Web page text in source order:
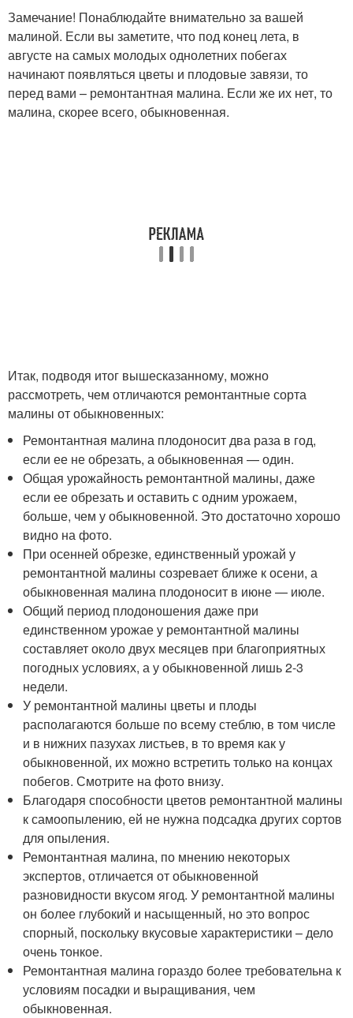
Замечание! Понаблюдайте внимательно за вашей
малиной. Если вы заметите, что под конец лета, в
августе на самых молодых однолетних побегах
начинают появляться цветы и плодовые завязи, то
перед вами – ремонтантная малина. Если же их нет, то
малина, скорее всего, обыкновенная.
Итак, подводя итог вышесказанному, можно
рассмотреть, чем отличаются ремонтантные сорта
малины от обыкновенных:
Ремонтантная малина плодоносит два раза в год,
если ее не обрезать, а обыкновенная — один.
Общая урожайность ремонтантной малины, даже
если ее обрезать и оставить с одним урожаем,
больше, чем у обыкновенной. Это достаточно хорошо
видно на фото.
При осенней обрезке, единственный урожай у
ремонтантной малины созревает ближе к осени, а
обыкновенная малина плодоносит в июне — июле.
Общий период плодоношения даже при
единственном урожае у ремонтантной малины
составляет около двух месяцев при благоприятных
погодных условиях, а у обыкновенной лишь 2-3
недели.
У ремонтантной малины цветы и плоды
располагаются больше по всему стеблю, в том числе
и в нижних пазухах листьев, в то время как у
обыкновенной, их можно встретить только на концах
побегов. Смотрите на фото внизу.
Благодаря способности цветов ремонтантной малины
к самоопылению, ей не нужна подсадка других сортов
для опыления.
Ремонтантная малина, по мнению некоторых
экспертов, отличается от обыкновенной
разновидности вкусом ягод. У ремонтантной малины
он более глубокий и насыщенный, но это вопрос
спорный, поскольку вкусовые характеристики – дело
очень тонкое.
Ремонтантная малина гораздо более требовательна к
условиям посадки и выращивания, чем
обыкновенная.